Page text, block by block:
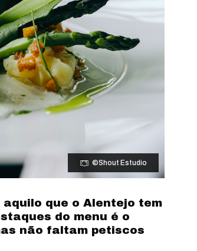
©Shout Estudio
que o Alentejo tem
do menu é o
não faltam petiscos